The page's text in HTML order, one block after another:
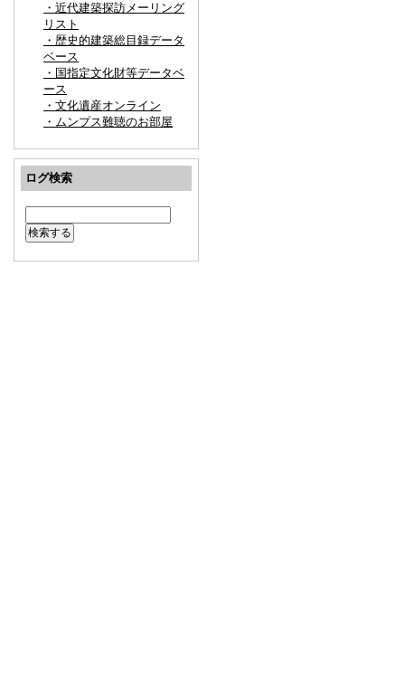
・近代建築探訪メーリング
リスト
・歴史的建築総目録データ
ベース
・国指定文化財等データベ
ース
・文化遺産オンライン
・ムンプス難聴のお部屋
ログ検索